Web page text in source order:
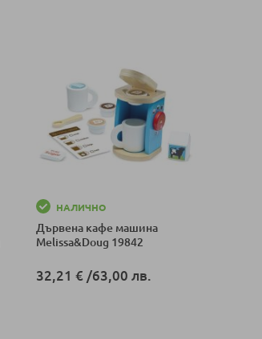
НАЛИЧНО
Дървена кафе машина
Melissa&Doug 19842
32,21 € /63,00 лв.